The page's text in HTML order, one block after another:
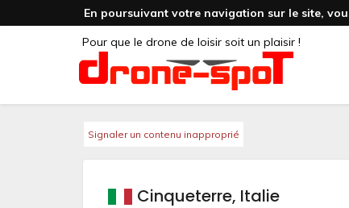
En poursuivant votre navigation sur le site,
Pour que le drone de loisir soit un plaisir !
Signaler un contenu inapproprié
Cinqueterre, Italie